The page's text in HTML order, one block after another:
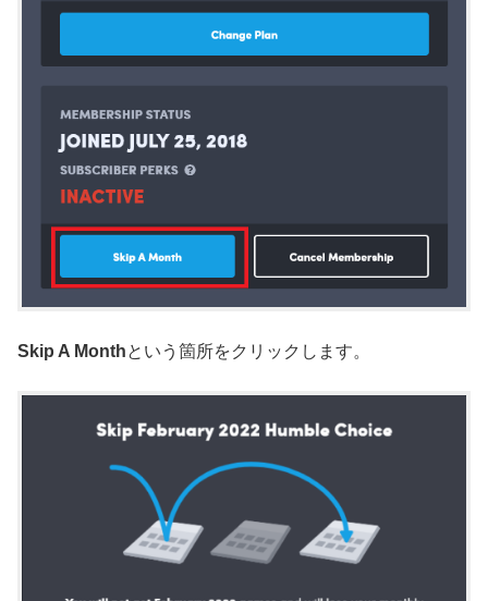
Skip A Monthという箇所をクリックします。